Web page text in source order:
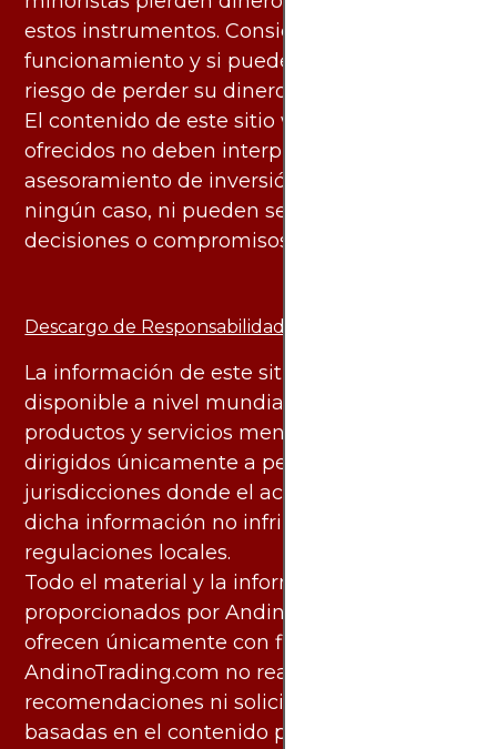
estos instrumentos. Considere si entiende su
funcionamiento y si puede asumir el alto
riesgo de perder su dinero.
El contenido de este sitio web y los servicios
ofrecidos no deben interpretarse como
asesoramiento de inversión ni financiero en
ningún caso, ni pueden servir de base para
decisiones o compromisos de ningún tipo.
Descargo de Responsabilidad:
La información de este sitio web está
disponible a nivel mundial. Sin embargo, los
productos y servicios mencionados están
dirigidos únicamente a personas en
jurisdicciones donde el acceso y uso de
dicha información no infringe leyes o
regulaciones locales.
Todo el material y la información
proporcionados por AndinoTrading.com se
ofrecen únicamente con fines informativos.
AndinoTrading.com no realiza
recomendaciones ni solicita acciones
basadas en el contenido proporcionado, ni